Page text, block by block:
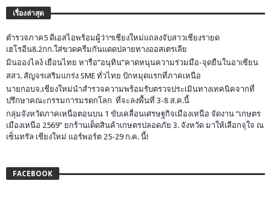
เรื่องล่าสุด
ตำรวจภาค5 ดีเอสไอพร้อมผู้ว่าฯเชียงใหม่แถลงจับสาวเชียงรายด
เฮโรอีน8.2กก.ใส่ขวดครีมกันแดดปลายทางออสเตรเลีย
มินอองไลง์ เยือนไทย หารือ”อนุทิน”คาดหนุนความร่วมมือ-จุดยืนในอาเซียน
สสว. สัญจรเสริมแกร่ง SME ทั่วไทย ปักหมุดแรกที่ภาคเหนือ
นายกอบจ.เชียงใหม่นำสำรวจความพร้อมรับตรวจประเมินทางเทคนิคจากที่
ปรึกษาคณะกรรมการมรดกโลก ที่จะลงพื้นที่ 3-8 ส.ค.นี้
กลุ่มจังหวัดภาคเหนือตอนบน 1 ขับเคลื่อนเศรษฐกิจเมืองเหนือ จัดงาน “เกษตร
เมืองเหนือ 2569” ยกร้านเด็ดสินค้าเกษตรปลอดภัย 3. จังหวัด มาให้เลือกจุใจ ณ
เซ็นทรัล เชียงใหม่ แอร์พอร์ต 25-29 ก.ค. นี้!
FACEBOOK